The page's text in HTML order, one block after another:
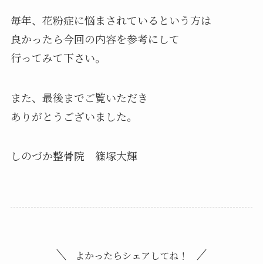
毎年、花粉症に悩まされているという方は
良かったら今回の内容を参考にして
行ってみて下さい。
また、最後までご覧いただき
ありがとうございました。
しのづか整骨院 篠塚大輝
よかったらシェアしてね！